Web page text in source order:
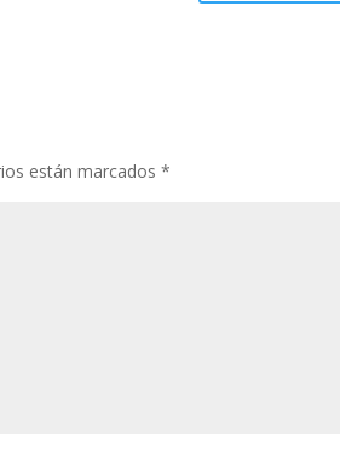
están marcados*